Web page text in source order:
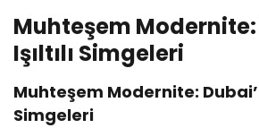
Muhteşem Modernite:
Işıltılı Simgeleri
Muhteşem Modernite:
Simgeleri